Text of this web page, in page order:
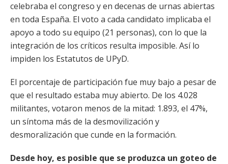
celebraba el congreso y en decenas de urnas abiertas
en toda España. El voto a cada candidato implicaba el
apoyo a todo su equipo (21 personas), con lo que la
integración de los críticos resulta imposible. Así lo
impiden los Estatutos de UPyD.
El porcentaje de participación fue muy bajo a pesar de
que el resultado estaba muy abierto. De los 4.028
militantes, votaron menos de la mitad: 1.893, el 47%,
un síntoma más de la desmovilización y
desmoralización que cunde en la formación.
Desde hoy, es posible que se produzca un goteo de